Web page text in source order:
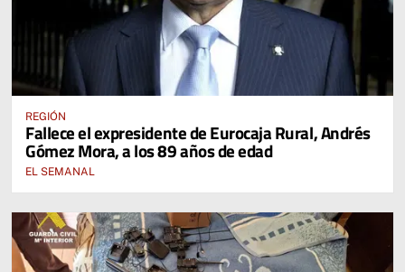
REGIÓN
Fallece el expresidente de Eurocaja Rural, Andrés
Gómez Mora, a los 89 años de edad
EL SEMANAL